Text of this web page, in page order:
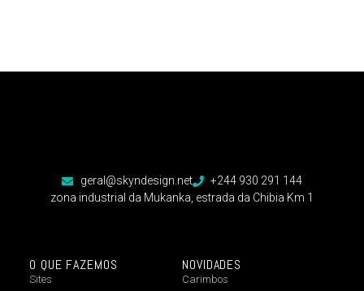
geral@skyndesign.net
+244 930 291 144
zona industrial da Mukanka, estrada da Chibia Km 1
O QUE FAZEMOS
Sites
NOVIDADES
Carimbos